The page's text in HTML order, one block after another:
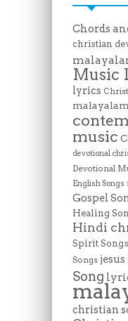
Chords
christian
Music
lyrics
malayalam
music
devotional
Devotional
English Songs
Gospel
Healing
Hindi
Spirit Songs
Songs jesus
Song
christian